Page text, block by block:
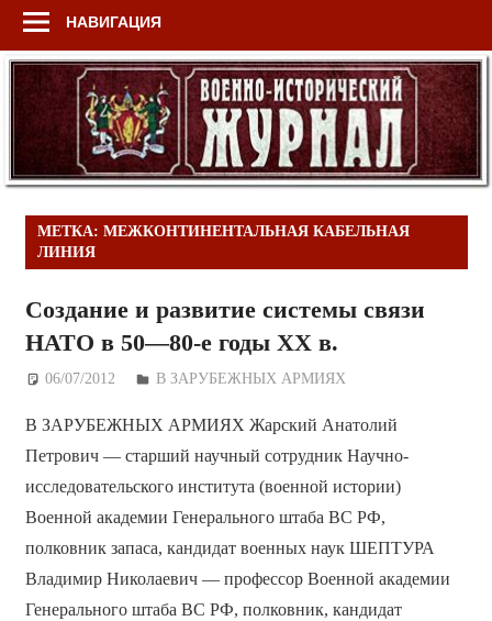
НАВИГАЦИЯ
МЕТКА: МЕЖКОНТИНЕНТАЛЬНАЯ КАБЕЛЬНАЯ
ЛИНИЯ
Создание и развитие системы связи
НАТО в 50—80-е годы XX в.
06/07/2012 Дежурный по Редакции
В ЗАРУБЕЖНЫХ АРМИЯХ
В ЗАРУБЕЖНЫХ АРМИЯХ Жарский Анатолий
Петрович — старший научный сотрудник Научно-
исследовательского института (военной истории)
Военной академии Генерального штаба ВС РФ,
полковник запаса, кандидат военных наук ШЕПТУРА
Владимир Николаевич — профессор Военной академии
Генерального штаба ВС РФ, полковник, кандидат